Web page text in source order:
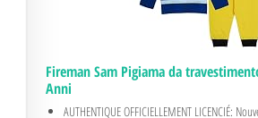
Fireman Sam Pigiama da
Anni
AUTHENTIQUE OFFICIELLEMENT LICENCIÉ: